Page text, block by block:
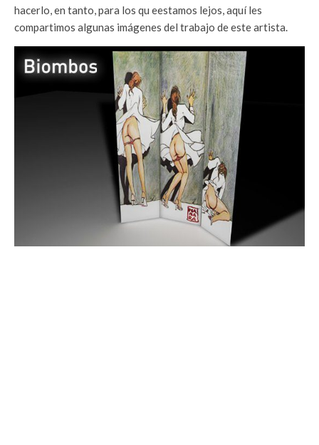
hacerlo, en tanto, para los qu eestamos lejos, aquí les
compartimos algunas imágenes del trabajo de este artista.